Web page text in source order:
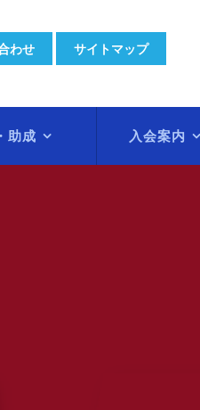
わせ サイトマップ
助成 入会案内